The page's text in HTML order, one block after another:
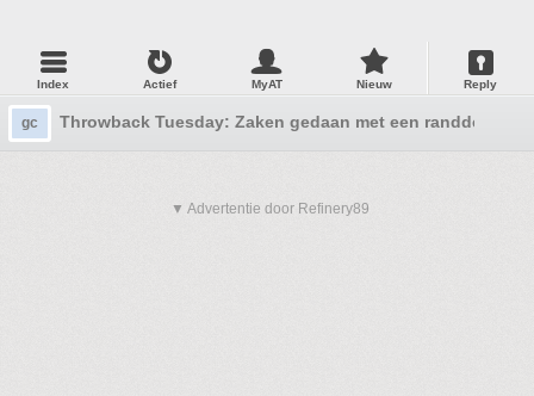
Index Actief MyAT Nieuw Reply
gc Throwback Tuesday: Zaken gedaan met een randdebiel
▼ Advertentie door Refinery89